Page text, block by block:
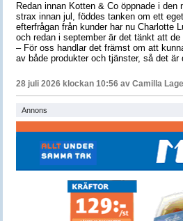
Redan innan Kotten & Co öppnade i
strax innan jul, föddes tanken om ett
efterfrågan från kunder har nu Charlotte
och redan i september är det tänkt att
– För oss handlar det främst om att
av både produkter och tjänster, så det
28 juli 2026 klockan 10:56 av Camilla
Annons